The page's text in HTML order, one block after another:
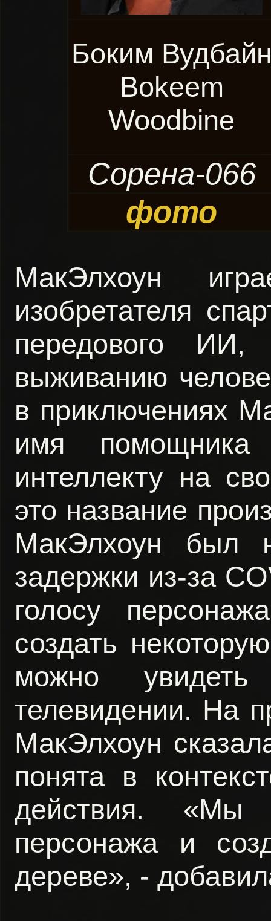
Боким
Bokeem
Woodbine
Сорена-066
фото
МакЭлхоун
изобретателя
передового
выживанию
в приключениях
имя помощника
интеллекту на
это название
МакЭлхоун был
задержки из-за
голосу
создать
можно
телевидении. На
МакЭлхоун
понята в
действия. «Мы
персонажа и
дереве», -